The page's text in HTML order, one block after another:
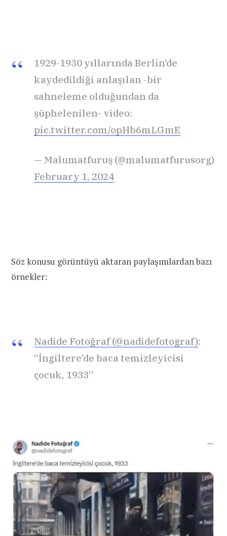
1929-1930 yıllarında Berlin’de
kaydedildiği anlaşılan -bir
sahneleme olduğundan da
şüphelenilen- video:
pic.twitter.com/opHb6mLGmE
— Malumatfuruş (@malumatfurusorg)
February 1, 2024
Söz konusu görüntüyü aktaran paylaşımlardan bazı
örnekler:
Nadide Fotoğraf (@nadidefotograf):
“İngiltere’de baca temizleyicisi
çocuk, 1933”